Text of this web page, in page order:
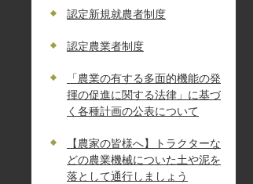
認定新規就農者制度
認定農業者制度
「農業の有する多面的機能の発
揮の促進に関する法律」に基づ
く各種計画の公表について
【農家の皆様へ】トラクターな
どの農業機械についた土や泥を
落として通行しましょう